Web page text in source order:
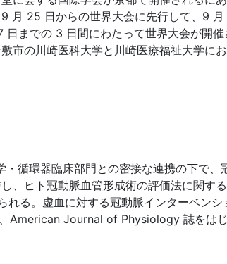
月 25 日からの世界大会に先行して、9
までの 3 日間にわたって世界大会が開
市の川崎医科大学と川崎医療福祉大学に
循環器臨床部門との密接な連携の下で
、ヒト冠動脈血管形成術の評価法に関す
る。虚血に対する冠動脈インターベン
American Journal of Physiology 誌をはじ